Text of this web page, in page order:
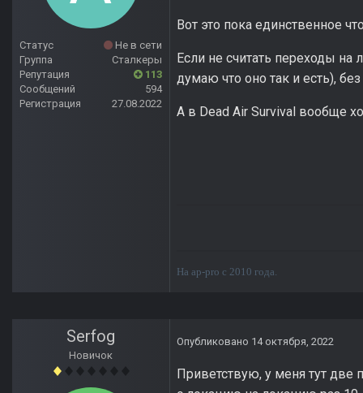
Статус
Не в сети
Группа
Сталкеры
Репутация
113
Сообщений
594
Регистрация
27.08.2022
Вот это пока единственное
Если не считать переходы на
думаю что оно так и есть),
А в Dead Air Survival вообще
На ap-pro с 2010 года.
Serfog
Новичок
Опубликовано 14 октября, 2022
Приветствую, у меня тут две